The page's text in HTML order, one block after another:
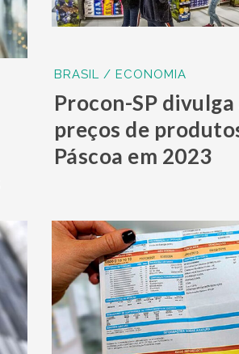
BRASIL / ECONOMIA
Procon-SP
preços de
Páscoa em 2023